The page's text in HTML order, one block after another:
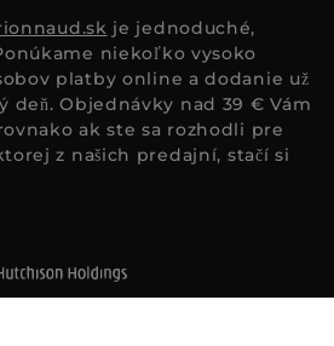
je jednoduché,
niekoľko vysoko
platby online a dodanie už
deň. Objednávky nad 39 € Vám
ak ste sa rozhodli pre
z našich predajní, stačí si